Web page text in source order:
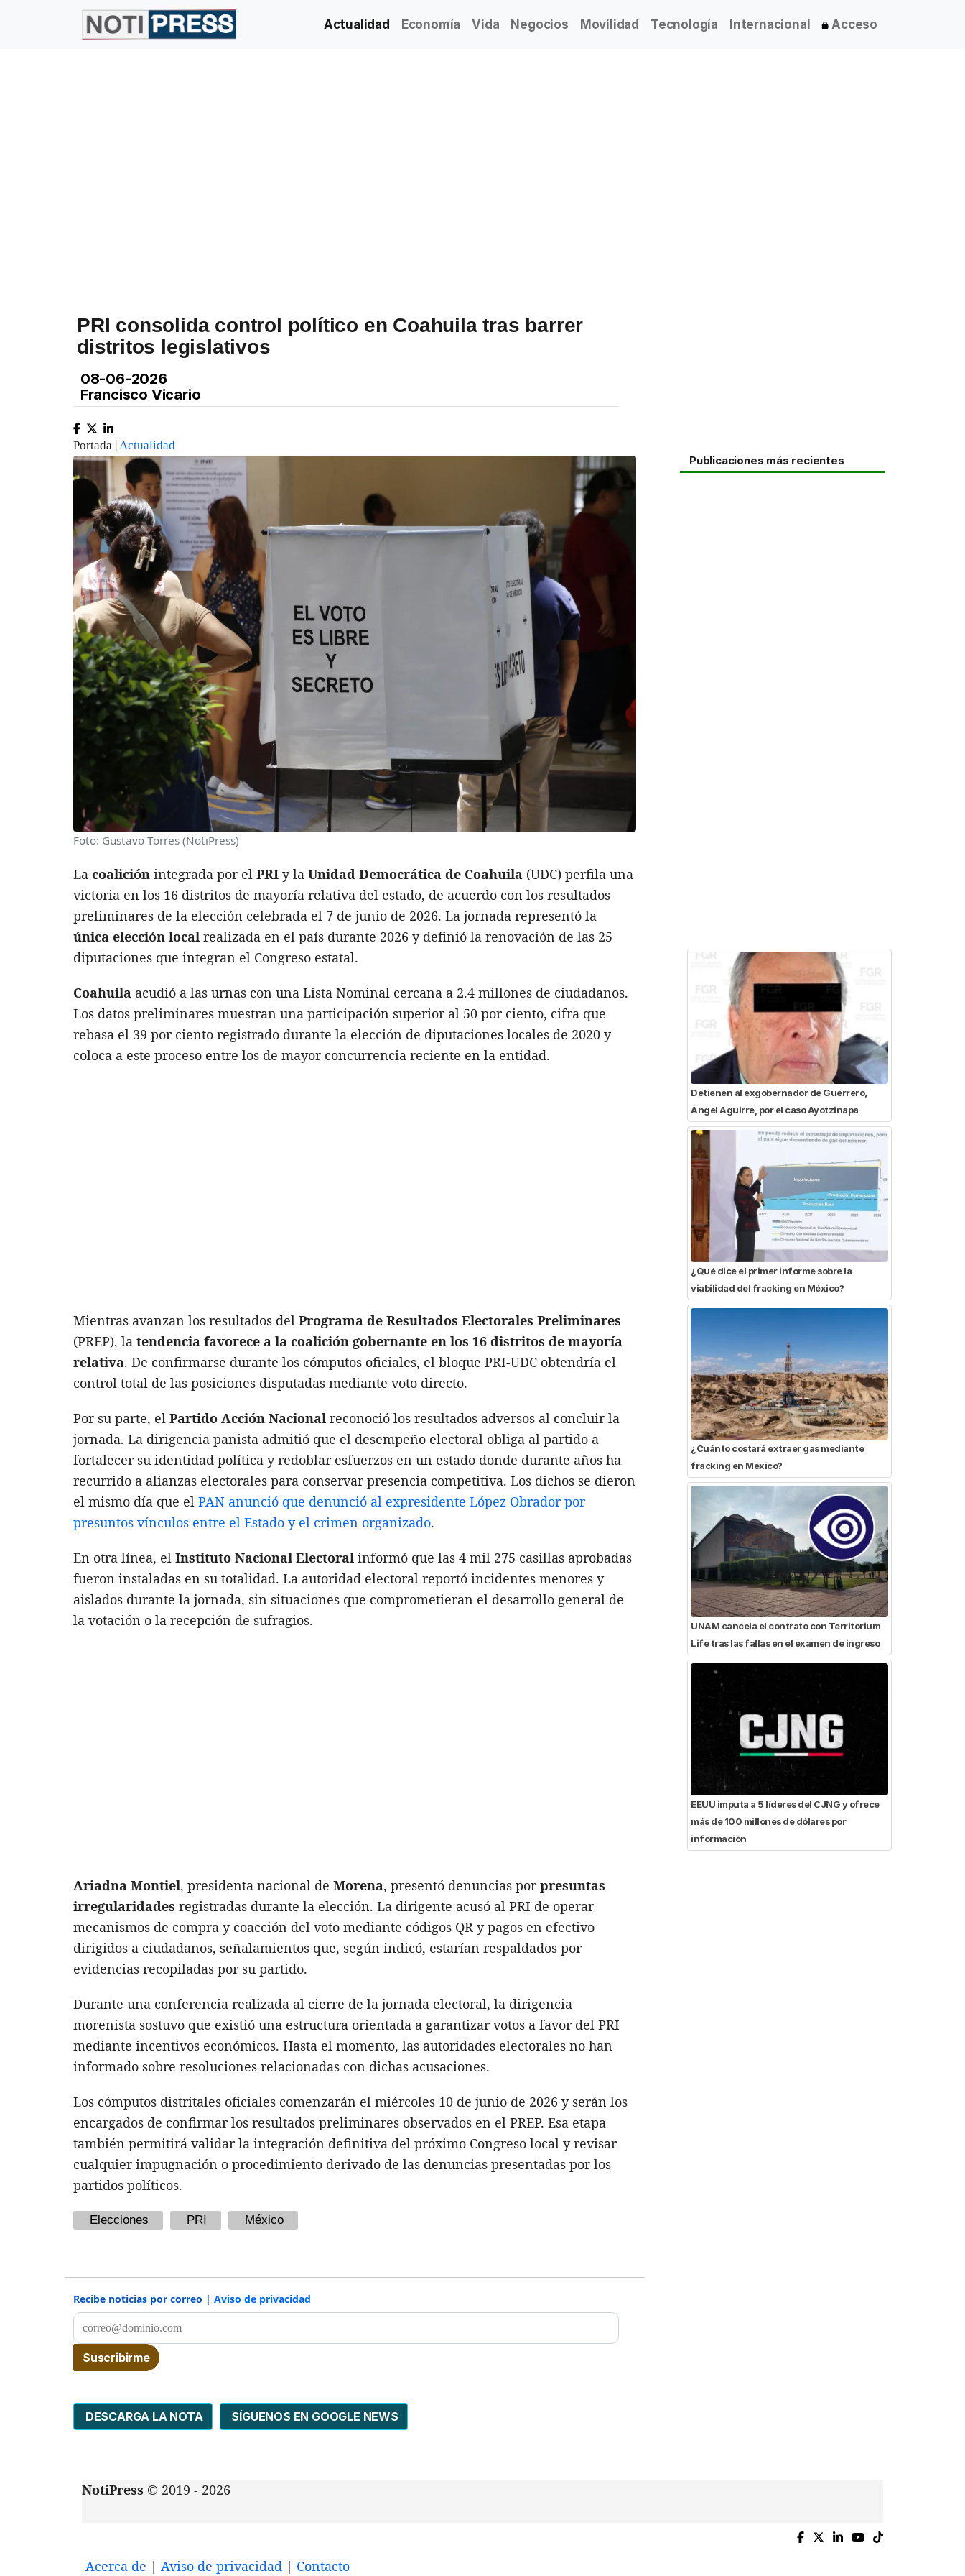
Actualidad Economía Vida Negocios Movilidad Tecnología Internacional Acceso
PRI consolida control político en Coahuila tras barrer
distritos legislativos
08-06-2026
Francisco Vicario
Portada |Actualidad
Foto: Gustavo Torres (NotiPress)
La coalición integrada por el PRI y la Unidad Democrática de Coahuila (UDC) perfila una
victoria en los 16 distritos de mayoría relativa del estado, de acuerdo con los resultados
preliminares de la elección celebrada el 7 de junio de 2026. La jornada representó la
única elección local realizada en el país durante 2026 y definió la renovación de las 25
diputaciones que integran el Congreso estatal.
Coahuila acudió a las urnas con una Lista Nominal cercana a 2.4 millones de ciudadanos.
Los datos preliminares muestran una participación superior al 50 por ciento, cifra que
rebasa el 39 por ciento registrado durante la elección de diputaciones locales de 2020 y
coloca a este proceso entre los de mayor concurrencia reciente en la entidad.
Mientras avanzan los resultados del Programa de Resultados Electorales Preliminares
(PREP), la tendencia favorece a la coalición gobernante en los 16 distritos de mayoría
relativa. De confirmarse durante los cómputos oficiales, el bloque PRI-UDC obtendría el
control total de las posiciones disputadas mediante voto directo.
Por su parte, el Partido Acción Nacional reconoció los resultados adversos al concluir la
jornada. La dirigencia panista admitió que el desempeño electoral obliga al partido a
fortalecer su identidad política y redoblar esfuerzos en un estado donde durante años ha
recurrido a alianzas electorales para conservar presencia competitiva. Los dichos se dieron
el mismo día que el PAN anunció que denunció al expresidente López Obrador por
presuntos vínculos entre el Estado y el crimen organizado.
En otra línea, el Instituto Nacional Electoral informó que las 4 mil 275 casillas aprobadas
fueron instaladas en su totalidad. La autoridad electoral reportó incidentes menores y
aislados durante la jornada, sin situaciones que comprometieran el desarrollo general de
la votación o la recepción de sufragios.
Ariadna Montiel, presidenta nacional de Morena, presentó denuncias porpresuntas
irregularidades registradas durante la elección. La dirigente acusó al PRI de operar
mecanismos de compra y coacción del voto mediante códigos QR y pagos en efectivo
dirigidos a ciudadanos, señalamientos que, según indicó, estarían respaldados por
evidencias recopiladas por su partido.
Durante una conferencia realizada al cierre de la jornada electoral, la dirigencia
morenista sostuvo que existió una estructura orientada a garantizar votos a favor del PRI
mediante incentivos económicos. Hasta el momento, las autoridades electorales no han
informado sobre resoluciones relacionadas con dichas acusaciones.
Los cómputos distritales oficiales comenzarán el miércoles 10 de junio de 2026 y serán los
encargados de confirmar los resultados preliminares observados en el PREP. Esa etapa
también permitirá validar la integración definitiva del próximo Congreso local y revisar
cualquier impugnación o procedimiento derivado de las denuncias presentadas por los
partidos políticos.
Elecciones PRI México
Recibe noticias por correo | Aviso de privacidad
DESCARGA LA NOTA SÍGUENOS EN GOOGLE NEWS
Publicaciones más recientes
Detienen al exgobernador de Guerrero,
Ángel Aguirre, por el caso Ayotzinapa
¿Qué dice el primer informe sobre la
viabilidad del fracking en México?
¿Cuánto costará extraer gas mediante
fracking en México?
UNAM cancela el contrato con Territorium
Life tras las fallas en el examen de ingreso
EEUU imputa a 5 líderes del CJNG y ofrece
más de 100 millones de dólares por
información
NotiPress © 2019 - 2026
Acerca de | Aviso de privacidad | Contacto